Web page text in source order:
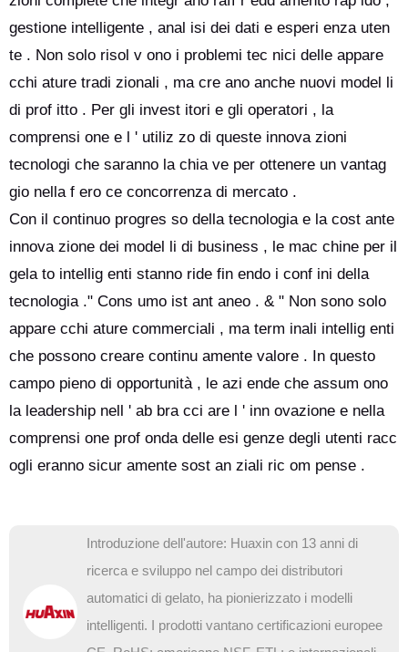
gestione intelligente , anal isi dei dati e esperi enza uten
te . Non solo risol v ono i problemi tec nici delle appare
cchi ature tradi zionali , ma cre ano anche nuovi model li
di prof itto . Per gli invest itori e gli operatori , la
comprensi one e l ' utiliz zo di queste innova zioni
tecnologi che saranno la chia ve per ottenere un vantag
gio nella f ero ce concorrenza di mercato .
Con il continuo progres so della tecnologia e la cost ante
innova zione dei model li di business , le mac chine per il
gela to intellig enti stanno ride fin endo i conf ini della
tecnologia ." Cons umo ist ant aneo . & " Non sono solo
appare cchi ature commerciali , ma term inali intellig enti
che possono creare continu amente valore . In questo
campo pieno di opportunità , le azi ende che assum ono
la leadership nell ' ab bra cci are l ' inn ovazione e nella
comprensi one prof onda delle esi genze degli utenti racc
ogli eranno sicur amente sost an ziali ric om pense .
Introduzione dell'autore: Huaxin con 13 anni di
ricerca e sviluppo nel campo dei distributori
automatici di gelato, ha pionierizzato i modelli
intelligenti. I prodotti vantano certificazioni europee